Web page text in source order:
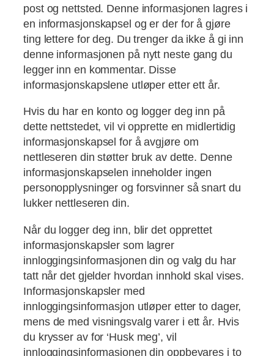
post og nettsted. Denne informasjonen lagres i
en informasjonskapsel og er der for å gjøre
ting lettere for deg. Du trenger da ikke å gi inn
denne informasjonen på nytt neste gang du
legger inn en kommentar. Disse
informasjonskapslene utløper etter ett år.
Hvis du har en konto og logger deg inn på
dette nettstedet, vil vi opprette en midlertidig
informasjonskapsel for å avgjøre om
nettleseren din støtter bruk av dette. Denne
informasjonskapselen inneholder ingen
personopplysninger og forsvinner så snart du
lukker nettleseren din.
Når du logger deg inn, blir det opprettet
informasjonskapsler som lagrer
innloggingsinformasjonen din og valg du har
tatt når det gjelder hvordan innhold skal vises.
Informasjonskapsler med
innloggingsinformasjon utløper etter to dager,
mens de med visningsvalg varer i ett år. Hvis
du krysser av for ‘Husk meg’, vil
innloggingsinformasjonen din oppbevares i to